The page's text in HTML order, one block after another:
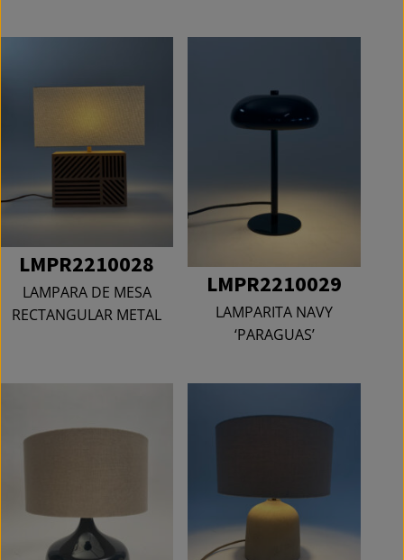
LMPR2210028
LAMPARA DE MESA
RECTANGULAR METAL
LMPR2210029
LAMPARITA NAVY
‘PARAGUAS’